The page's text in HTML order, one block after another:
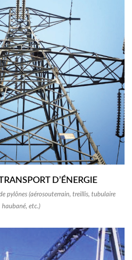
D’ÉNERGIE
pylônes (aérosouterrain, treillis, tubulaire
haubané, etc.)